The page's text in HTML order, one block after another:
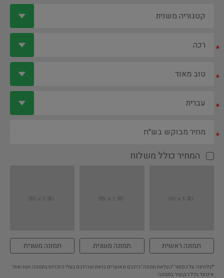
*
*
*
*
המחיר כולל משלוח
תמונה ראשית תמונה משנית תמונה משנית
*בלחיצה על כפתור 'העלאת תמונה' הינכם מאשרים בזאת שהינכם בעלי הזכויות בתמונה ושהאתר
אינו צד בכל הקשור בתמונה